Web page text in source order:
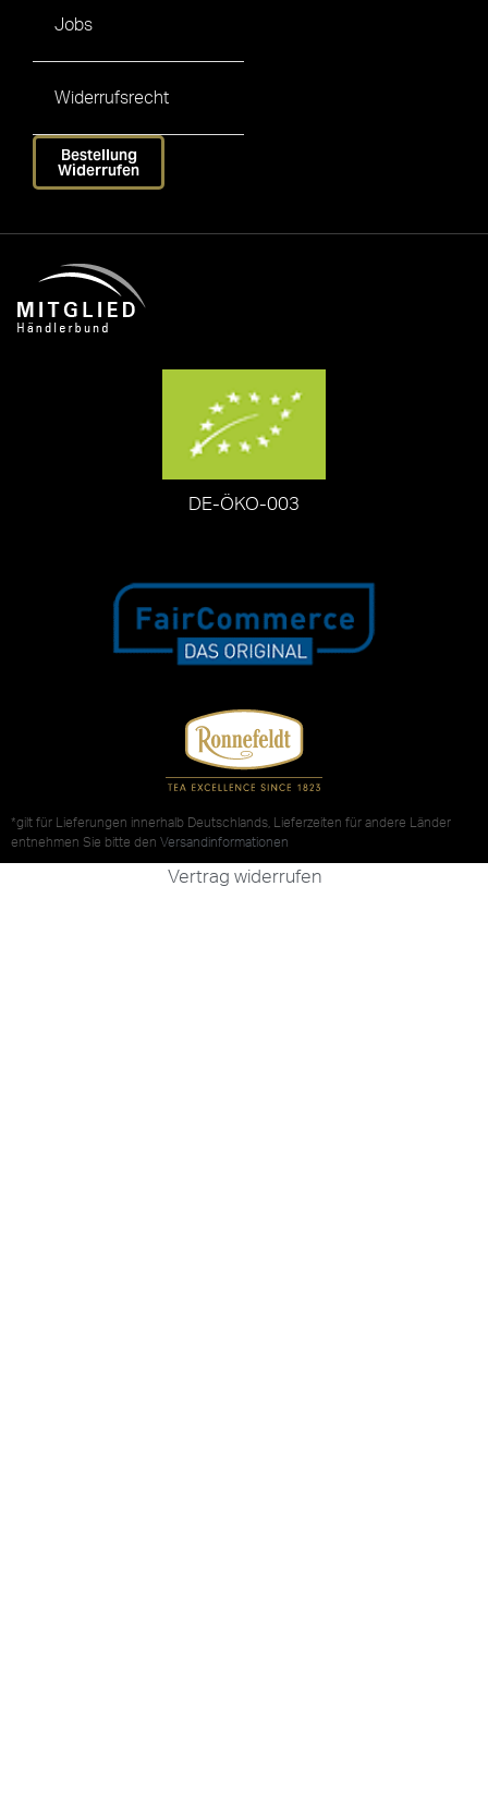
Jobs
Widerrufsrecht
Bestellung
Widerrufen
DE-ÖKO-003
*gilt für Lieferungen innerhalb Deutschlands, Lieferzeiten für andere Länder
entnehmen Sie bitte den Versandinformationen
Vertrag widerrufen